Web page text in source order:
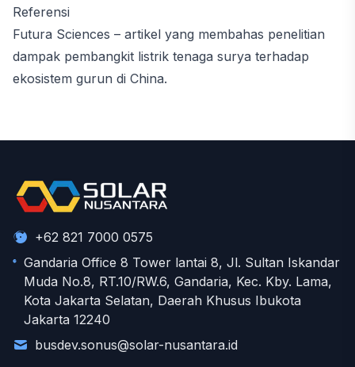
Referensi
Futura Sciences – artikel yang membahas penelitian
dampak pembangkit listrik tenaga surya terhadap
ekosistem gurun di China.
+62 821 7000 0575
Gandaria Office 8 Tower lantai 8, Jl. Sultan Iskandar
Muda No.8, RT.10/RW.6, Gandaria, Kec. Kby. Lama,
Kota Jakarta Selatan, Daerah Khusus Ibukota
Jakarta 12240
busdev.sonus@solar-nusantara.id